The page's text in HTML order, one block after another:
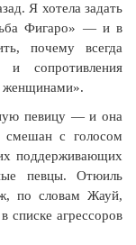
Я хотела задать
Фигаро» — и в
почему всегда
и сопротивления
женщинами».
певицу — и она
смешан с голосом
поддерживающих
певцы. Отюиль
по словам Жауй,
списке агрессоров